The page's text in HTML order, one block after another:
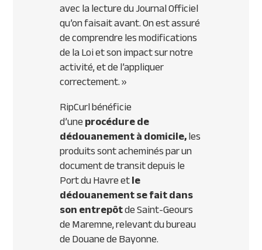
avec la lecture du Journal Officiel
qu’on faisait avant. On est assuré
de comprendre les modifications
de la Loi et son impact sur notre
activité, et de l’appliquer
correctement. »
RipCurl bénéficie
d’uneprocédure de
dédouanement à domicile,les
produits sont acheminés par un
document de transit depuis le
Port du Havre etle
dédouanement se fait dans
son entrepôtde Saint-Geours
de Maremne, relevant du bureau
de Douane de Bayonne.